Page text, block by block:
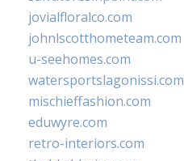
jovialfloralco.com
johnlscotthometeam.com
u-seehomes.com
watersportslagonissi.com
mischieffashion.com
eduwyre.com
retro-interiors.com